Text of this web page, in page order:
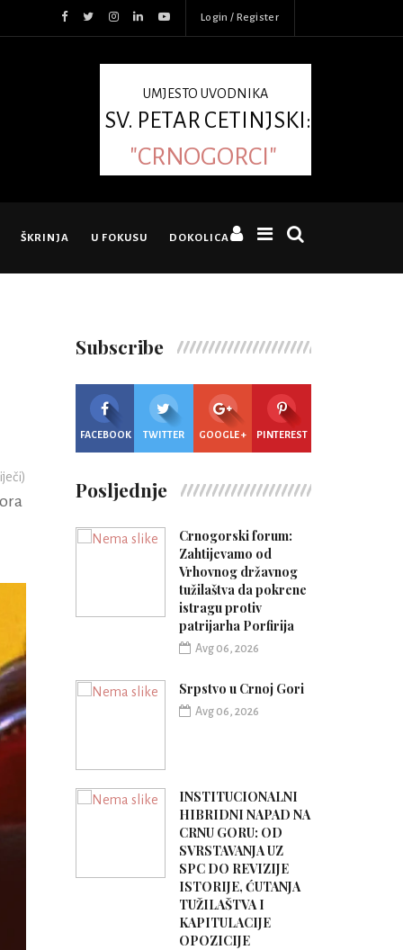
Login / Register
UMJESTO UVODNIKA
SV. PETAR CETINJSKI:
"CRNOGORCI"
ŠKRINJA U FOKUSU DOKOLICA
Subscribe
FACEBOOK TWITTER GOOGLE + PINTEREST
Posljednje
Crnogorski forum:
Zahtijevamo od
Vrhovnog državnog
tužilaštva da pokrene
istragu protiv
patrijarha Porfirija
Avg 06, 2026
Srpstvo u Crnoj Gori
Avg 06, 2026
INSTITUCIONALNI
HIBRIDNI NAPAD NA
CRNU GORU: OD
SVRSTAVANJA UZ
SPC DO REVIZIJE
ISTORIJE, ĆUTANJA
TUŽILAŠTVA I
KAPITULACIJE
OPOZICIJE